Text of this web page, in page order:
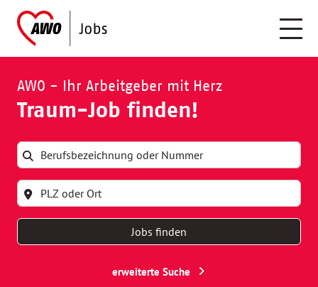
AWO - Ihr Arbeitgeber mit Herz
Traum-Job finden!
Jobs finden
erweiterte Suche